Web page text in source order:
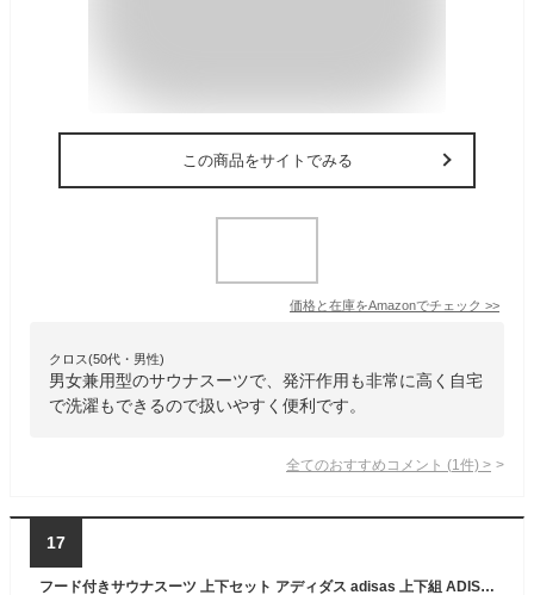
この商品をサイトでみる
価格と在庫をAmazonでチェック >>
クロス(50代・男性)
男女兼用型のサウナスーツで、発汗作用も非常に高く自宅
で洗濯もできるので扱いやすく便利です。
全てのおすすめコメント (1 件) >
17
フード付きサウナスーツ 上下セット アディダス adisas 上下組 ADISS04 ADISS01P メンズ ダイエット 減量 ウェア スポーツ アウトドア フィットネス トレーニング 大きいサイズ 減量衣 ランニング